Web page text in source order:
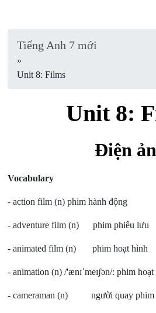
Tiếng Anh 7 mới
»
Unit 8: Films
Unit 8:
Điện
Vocabulary
- action film (n) phim hành động
- adventure film (n) phim phiêu lưu
- animated film (n) phim hoạt hình
- animation (n) /'ænɪˈmeɪʃən/: phim hoạt
- cameraman (n) người quay phim